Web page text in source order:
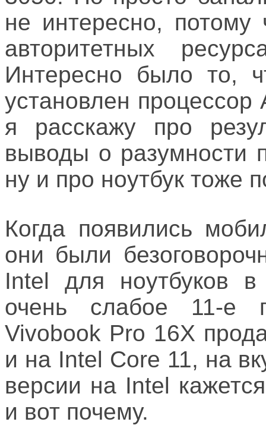
не интересно,
авторитетных
Интересно было то,
установлен
я расскажу про
выводы о разумности
ну и про ноутбук тоже
Когда появились
они были
Intel для ноутбуков
очень слабое 11-е
Vivobook Pro 16X
и на Intel Core 11, на
версии на Intel
и вот почему.